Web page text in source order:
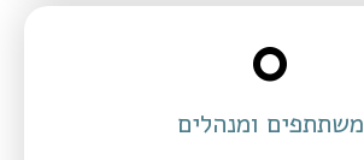
משתתפים ומנהלים
0